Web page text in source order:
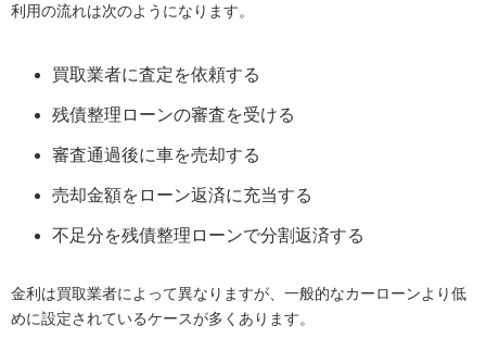
利用の流れは次のようになります。
買取業者に査定を依頼する
残債整理ローンの審査を受ける
審査通過後に車を売却する
売却金額をローン返済に充当する
不足分を残債整理ローンで分割返済する
金利は買取業者によって異なりますが、一般的なカーローンより低
めに設定されているケースが多くあります。